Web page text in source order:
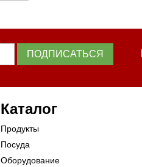
ПОДПИСАТЬСЯ
Каталог
Продукты
Посуда
Оборудование